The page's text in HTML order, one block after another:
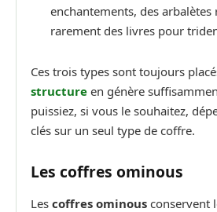
enchantements, des arbalètes
rarement des livres pour
Ces trois types sont toujours
structure en génère
puissiez, si vous le souhaitez,
clés sur un seul type de coffre.
Les coffres ominous
Les coffres ominous conservent